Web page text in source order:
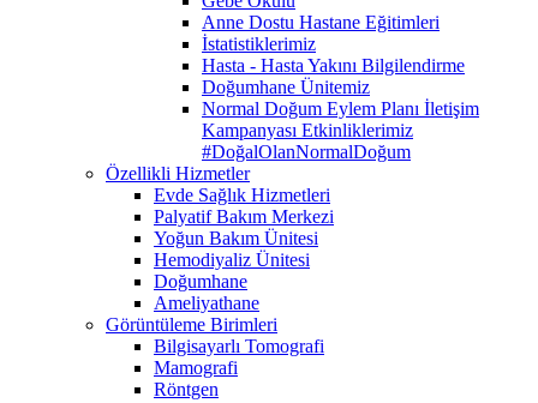
Anne Dostu Hastane Eğitimleri
İstatistiklerimiz
Hasta - Hasta Yakını Bilgilendirme
Doğumhane Ünitemiz
Normal Doğum Eylem Planı İletişim
Kampanyası Etkinliklerimiz
#DoğalOlanNormalDoğum
Özellikli Hizmetler
Evde Sağlık Hizmetleri
Palyatif Bakım Merkezi
Yoğun Bakım Ünitesi
Hemodiyaliz Ünitesi
Doğumhane
Ameliyathane
Görüntüleme Birimleri
Bilgisayarlı Tomografi
Mamografi
Röntgen